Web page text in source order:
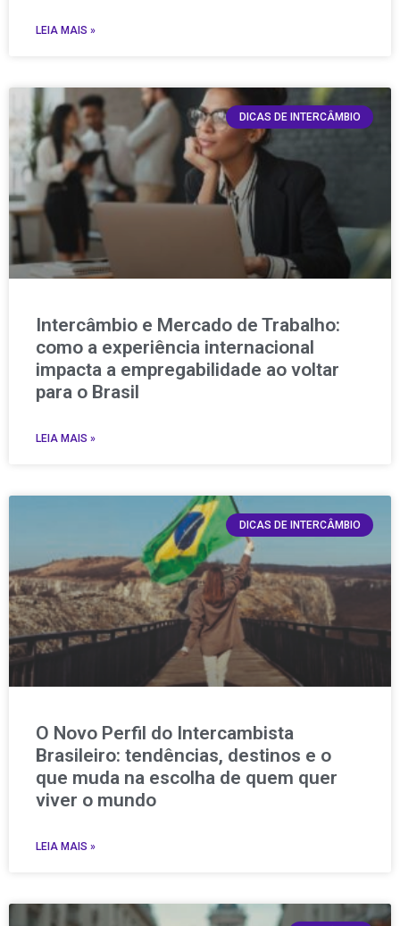
LEIA MAIS »
DICAS DE INTERCÂMBIO
Intercâmbio e Mercado de Trabalho:
como a experiência internacional
impacta a empregabilidade ao voltar
para o Brasil
LEIA MAIS »
DICAS DE INTERCÂMBIO
O Novo Perfil do Intercambista
Brasileiro: tendências, destinos e o
que muda na escolha de quem quer
viver o mundo
LEIA MAIS »